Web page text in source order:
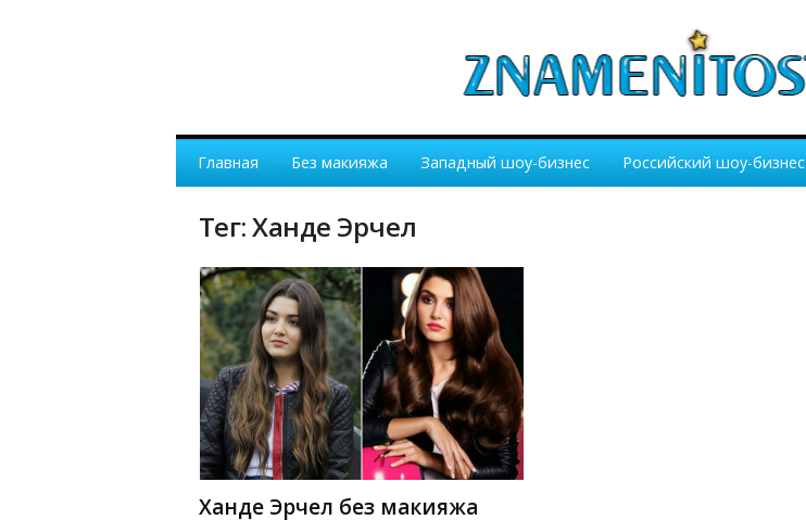
Главная Без макияжа Западный шоу-бизнес Российский шоу-бизнес
Тег: Ханде Эрчел
Ханде Эрчел без макияжа